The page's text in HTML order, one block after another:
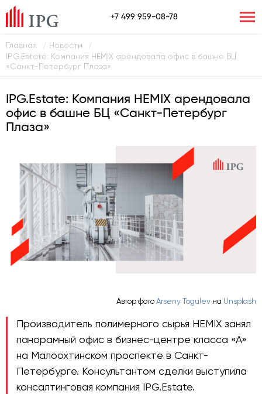
+7 499 959-08-78
Главная / Новости /
IPG.Estate: Компания HEMIX арендовала офис в башне БЦ
«Санкт-Петербург Плаза»
IPG.Estate: Компания HEMIX арендовала
офис в башне БЦ «Санкт-Петербург
Плаза»
Автор фото Arseny Togulev на Unsplash
Производитель полимерного сырья HEMIX занял
панорамный офис в бизнес-центре класса «А»
на Малоохтинском проспекте в Санкт-
Петербурге. Консультантом сделки выступила
консалтинговая компания IPG.Estate.